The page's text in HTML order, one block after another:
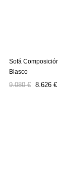
Sofá
Blasco
Precio
9.080 € Precio
8.626 €